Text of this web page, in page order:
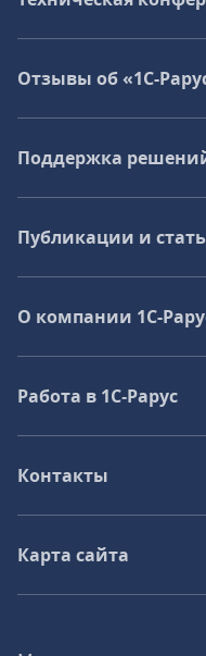
Отзывы об «1С-
Поддержка
Публикации и
О компании 1C-
Работа в 1С‑Рарус
Контакты
Карта сайта